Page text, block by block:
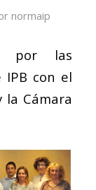
normaip
por las
IPB con el
la Cámara